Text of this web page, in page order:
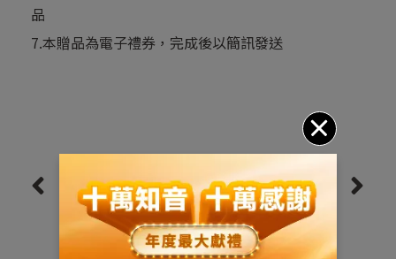
品
7.本贈品為電子禮券，完成後以簡訊發送
上一則 下一則